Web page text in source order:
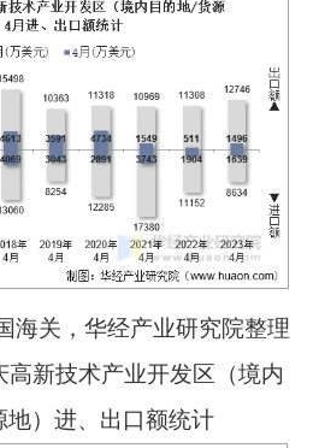
海关，华经产业研究院整理
新技术产业开发区（境内
地）进、出口额统计